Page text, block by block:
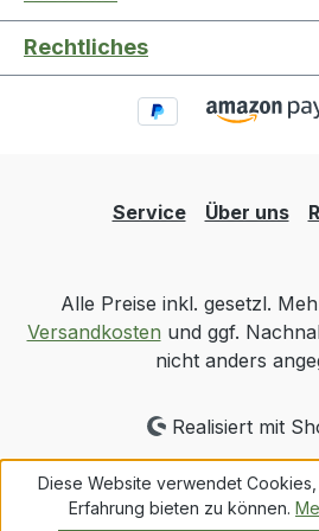
Rechtliches
Service Über uns
Alle Preise inkl. gesetzl.
Versandkosten und ggf.
nicht anders
Realisiert mit
Diese Website verwendet
Erfahrung bieten zu können.